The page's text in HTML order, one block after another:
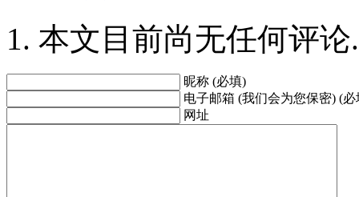
本文目前尚无任何评论.
昵称 (必填)
电子邮箱 (我们会为您保密) (必
网址